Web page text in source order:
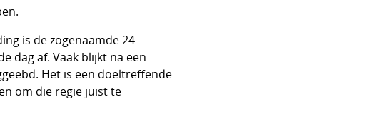
is de zogenaamde 24-
dag af. Vaak blijkt na een
Het is een doeltreffende
om die regie juist te